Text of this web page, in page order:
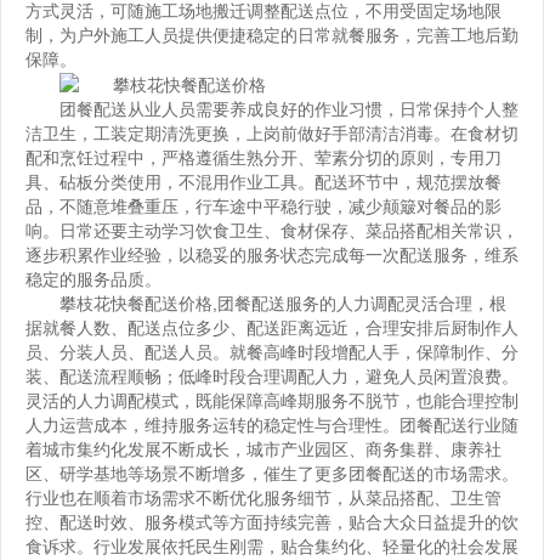
方式灵活，可随施工场地搬迁调整配送点位，不用受固定场地限
制，为户外施工人员提供便捷稳定的日常就餐服务，完善工地后勤
保障。
团餐配送从业人员需要养成良好的作业习惯，日常保持个人整
洁卫生，工装定期清洗更换，上岗前做好手部清洁消毒。在食材切
配和烹饪过程中，严格遵循生熟分开、荤素分切的原则，专用刀
具、砧板分类使用，不混用作业工具。配送环节中，规范摆放餐
品，不随意堆叠重压，行车途中平稳行驶，减少颠簸对餐品的影
响。日常还要主动学习饮食卫生、食材保存、菜品搭配相关常识，
逐步积累作业经验，以稳妥的服务状态完成每一次配送服务，维系
稳定的服务品质。
攀枝花快餐配送价格,团餐配送服务的人力调配灵活合理，根
据就餐人数、配送点位多少、配送距离远近，合理安排后厨制作人
员、分装人员、配送人员。就餐高峰时段增配人手，保障制作、分
装、配送流程顺畅；低峰时段合理调配人力，避免人员闲置浪费。
灵活的人力调配模式，既能保障高峰期服务不脱节，也能合理控制
人力运营成本，维持服务运转的稳定性与合理性。团餐配送行业随
着城市集约化发展不断成长，城市产业园区、商务集群、康养社
区、研学基地等场景不断增多，催生了更多团餐配送的市场需求。
行业也在顺着市场需求不断优化服务细节，从菜品搭配、卫生管
控、配送时效、服务模式等方面持续完善，贴合大众日益提升的饮
食诉求。行业发展依托民生刚需，贴合集约化、轻量化的社会发展